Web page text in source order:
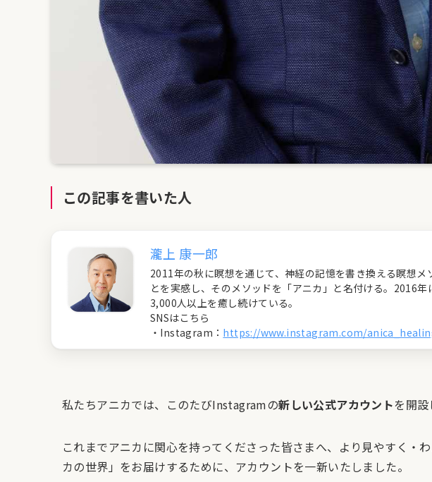
この記事を書いた人
瀧上 康一郎
2011年の秋に瞑想を通じて、神経の記憶を書き換える瞑想
とを実感し、そのメソッドを「アニカ」と名付ける。2016
3,000人以上を癒し続けている。
SNSはこちら
・Instagram： https://www.instagram.com/
私たちアニカでは、このたびInstagramの新しい公式アカウントを開設
これまでアニカに関心を持ってくださった皆さまへ、より見やすく・
カの世界」をお届けするために、アカウントを一新いたしました。